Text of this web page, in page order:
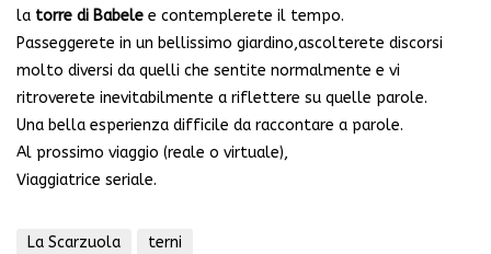
la torre di Babele e contemplerete il tempo.
Passeggerete in un bellissimo giardino,ascolterete discorsi
molto diversi da quelli che sentite normalmente e vi
ritroverete inevitabilmente a riflettere su quelle parole.
Una bella esperienza difficile da raccontare a parole.
Al prossimo viaggio (reale o virtuale),
Viaggiatrice seriale.
La Scarzuola terni